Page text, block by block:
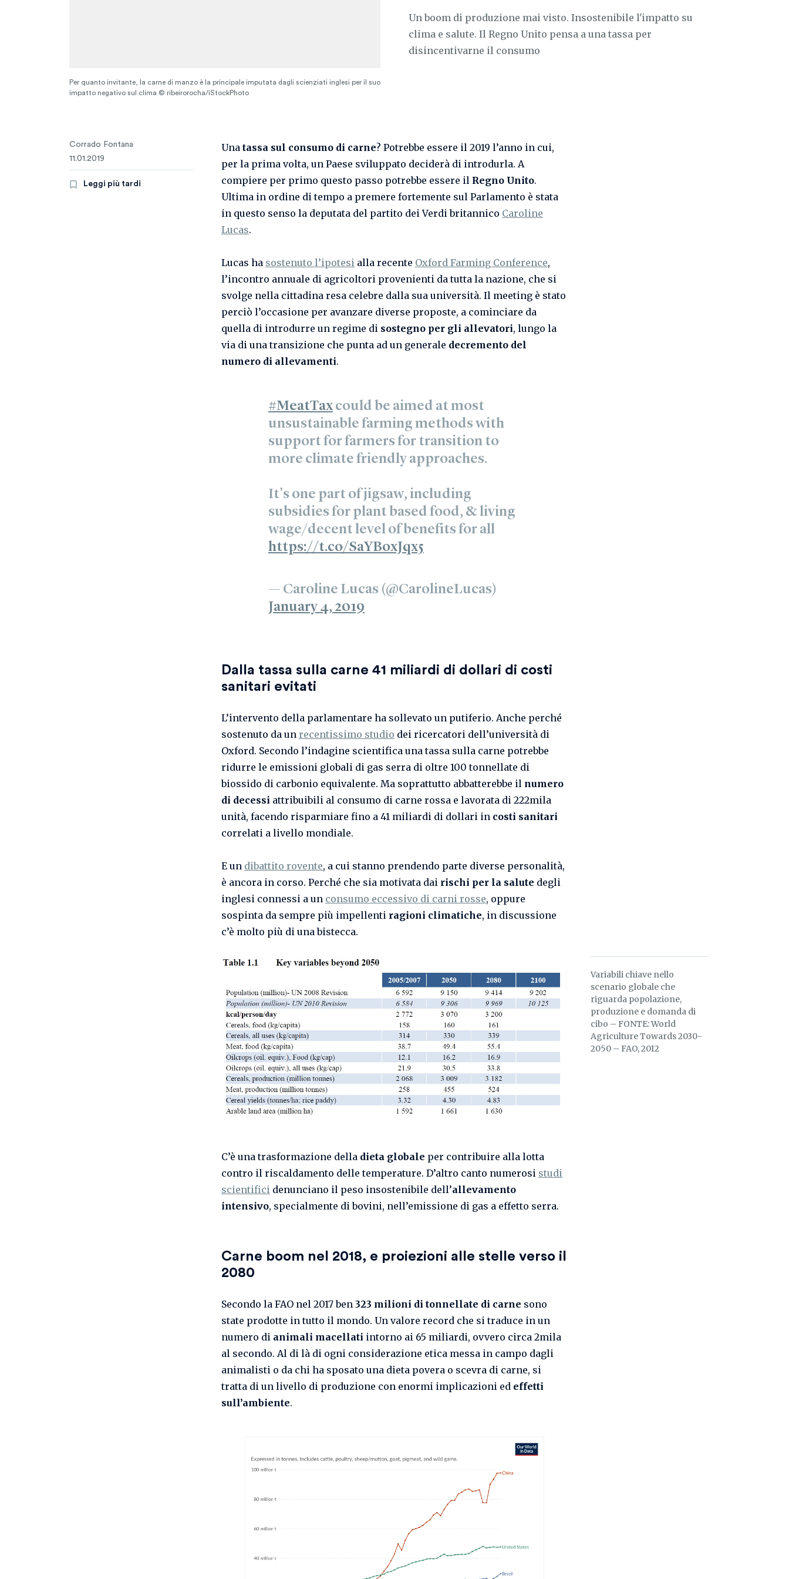
Un boom di produzione mai visto. Insostenibile l'impatto su
clima e salute. Il Regno Unito pensa a una tassa per
disincentivarne il consumo
Per quanto invitante, la carne di manzo è la principale imputata dagli scienziati inglesi per il suo
impatto negativo sul clima © ribeirorocha/iStockPhoto
Corrado Fontana
11.01.2019
Leggi più tardi
Una tassa sul consumo di carne? Potrebbe essere il 2019 l’anno in cui,
per la prima volta, un Paese sviluppato deciderà di introdurla. A
compiere per primo questo passo potrebbe essere il Regno Unito.
Ultima in ordine di tempo a premere fortemente sul Parlamento è stata
in questo senso la deputata del partito dei Verdi britannico Caroline
Lucas.
Lucas ha sostenuto l’ipotesi alla recente Oxford Farming Conference,
l’incontro annuale di agricoltori provenienti da tutta la nazione, che si
svolge nella cittadina resa celebre dalla sua università. Il meeting è stato
perciò l’occasione per avanzare diverse proposte, a cominciare da
quella di introdurre un regime di sostegno per gli allevatori, lungo la
via di una transizione che punta ad un generale decremento del
numero di allevamenti.
#MeatTaxcould be aimed at most
unsustainable farming methods with
support for farmers for transition to
more climate friendly approaches.
It’s one part of jigsaw, including
subsidies for plant based food, & living
wage/decent level of benefits for all
https://t.co/SaYBoxJqx5
— Caroline Lucas (@CarolineLucas)
January 4, 2019
Dalla tassa sulla carne 41 miliardi di dollari di costi
sanitari evitati
L’intervento della parlamentare ha sollevato un putiferio. Anche perché
sostenuto da un recentissimo studio dei ricercatori dell’università di
Oxford. Secondo l’indagine scientifica una tassa sulla carne potrebbe
ridurre le emissioni globali di gas serra di oltre 100 tonnellate di
biossido di carbonio equivalente. Ma soprattutto abbatterebbe il numero
di decessi attribuibili al consumo di carne rossa e lavorata di 222mila
unità, facendo risparmiare fino a 41 miliardi di dollari in costi sanitari
correlati a livello mondiale.
E un dibattito rovente, a cui stanno prendendo parte diverse personalità,
è ancora in corso. Perché che sia motivata dai rischi per la salute degli
inglesi connessi a un consumo eccessivo di carni rosse, oppure
sospinta da sempre più impellenti ragioni climatiche, in discussione
c’è molto più di una bistecca.
Variabili chiave nello
scenario globale che
riguarda popolazione,
produzione e domanda di
cibo – FONTE: World
Agriculture Towards 2030-
2050 – FAO, 2012
C’è una trasformazione della dieta globale per contribuire alla lotta
contro il riscaldamento delle temperature. D’altro canto numerosi studi
scientifici denunciano il peso insostenibile dell’allevamento
intensivo, specialmente di bovini, nell’emissione di gas a effetto serra.
Carne boom nel 2018, e proiezioni alle stelle verso il
2080
Secondo la FAO nel 2017 ben 323 milioni di tonnellate di carne sono
state prodotte in tutto il mondo. Un valore record che si traduce in un
numero di animali macellati intorno ai 65 miliardi, ovvero circa 2mila
al secondo. Al di là di ogni considerazione etica messa in campo dagli
animalisti o da chi ha sposato una dieta povera o scevra di carne, si
tratta di un livello di produzione con enormi implicazioni ed effetti
sull’ambiente.